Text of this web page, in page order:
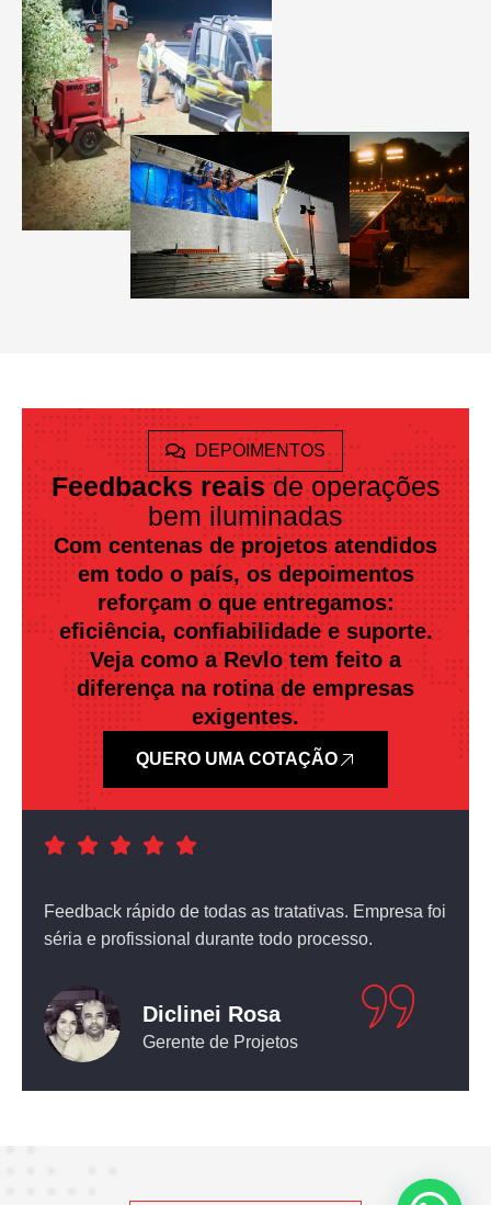
DEPOIMENTOS
Feedbacks reaisde operações
bem iluminadas
Com centenas de projetos atendidos
em todo o país, os depoimentos
reforçam o que entregamos:
eficiência, confiabilidade e suporte.
Veja como a Revlo tem feito a
diferença na rotina de empresas
exigentes.
QUERO UMA COTAÇÃO
Atendimento nota dez! O equipamento que comprei
não deixou nada a desejar.
Leticia Pediconi
Engenheira Civil